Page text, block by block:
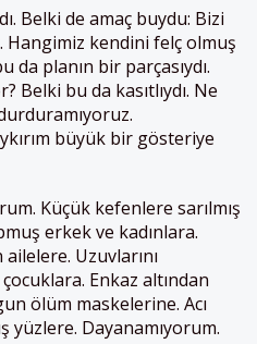
Belki de amaç buydu: Bizi
kendini felç olmuş
planın bir parçasıydı.
Belki bu da kasıtlıydı. Ne
büyük bir gösteriye
Küçük kefenlere sarılmış
erkek ve kadınlara.
Uzuvlarını
Enkaz altından
ölüm maskelerine. Acı
yüzlere. Dayanamıyorum.